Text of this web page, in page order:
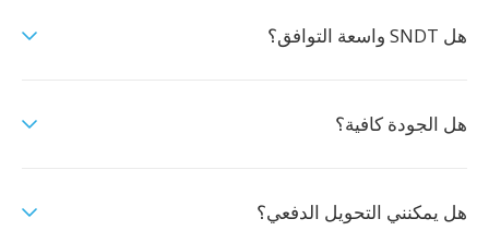
هل SNDT واسعة التوافق؟
هل الجودة كافية؟
هل يمكنني التحويل الدفعي؟